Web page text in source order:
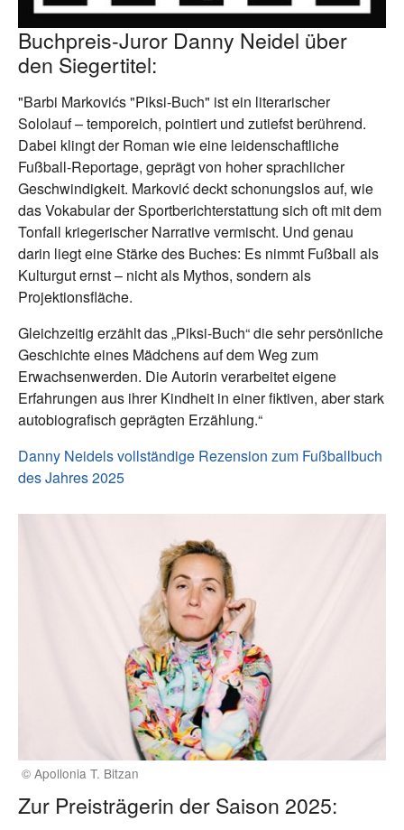
Buchpreis-Juror Danny Neidel über
den Siegertitel:
"Barbi Markovićs "Piksi-Buch" ist ein literarischer
Sololauf – temporeich, pointiert und zutiefst berührend.
Dabei klingt der Roman wie eine leidenschaftliche
Fußball-Reportage, geprägt von hoher sprachlicher
Geschwindigkeit. Marković deckt schonungslos auf, wie
das Vokabular der Sportberichterstattung sich oft mit dem
Tonfall kriegerischer Narrative vermischt. Und genau
darin liegt eine Stärke des Buches: Es nimmt Fußball als
Kulturgut ernst – nicht als Mythos, sondern als
Projektionsfläche.
Gleichzeitig erzählt das „Piksi-Buch“ die sehr persönliche
Geschichte eines Mädchens auf dem Weg zum
Erwachsenwerden. Die Autorin verarbeitet eigene
Erfahrungen aus ihrer Kindheit in einer fiktiven, aber stark
autobiografisch geprägten Erzählung.“
Danny Neidels vollständige Rezension zum Fußballbuch
des Jahres 2025
© Apollonia T. Bitzan
Zur Preisträgerin der Saison 2025: